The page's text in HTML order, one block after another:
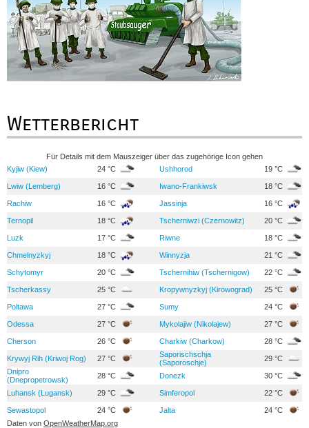
Wetterbericht
Für Details mit dem Mauszeiger über das zugehörige Icon gehen
Kyjiw (Kiew)
24 °C Ushhorod 19 °C
Lwiw (Lemberg) 16 °C Iwano-Frankiwsk 18 °C
Rachiw 16 °C Jassinja 16 °C
Ternopil 18 °C Tscherniwzi (Czernowitz) 20 °C
Luzk 17 °C Riwne 18 °C
Chmelnyzkyj 18 °C Winnyzja 21 °C
Schytomyr 20 °C Tschernihiw (Tschernigow) 22 °C
Tscherkassy 25 °C Kropywnyzkyj (Kirowograd) 25 °C
Poltawa 27 °C Sumy 24 °C
Odessa 27 °C Mykolajiw (Nikolajew) 27 °C
Cherson 26 °C Charkiw (Charkow) 28 °C
Krywyj Rih (Kriwoj Rog) 27 °C
Saporischschja
(Saporoschje)
29 °C
Dnipro
(Dnepropetrowsk)
28 °C Donezk 30 °C
Luhansk (Lugansk) 29 °C Simferopol 22 °C
Sewastopol 24 °C Jalta
24 °C
Daten von OpenWeatherMap.org